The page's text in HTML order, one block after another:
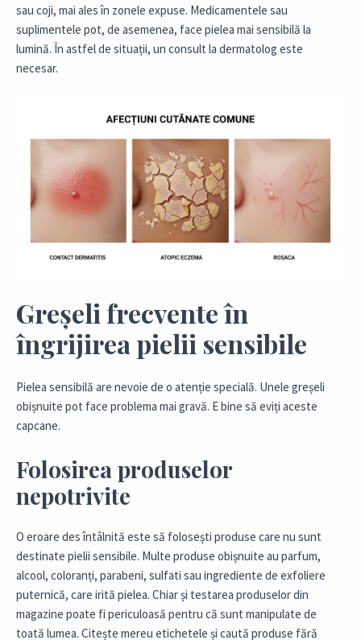
sau coji, mai ales în zonele expuse. Medicamentele sau
suplimentele pot, de asemenea, face pielea mai sensibilă la
lumină. În astfel de situații, un consult la dermatolog este
necesar.
Greșeli frecvente în
îngrijirea pielii sensibile
Pielea sensibilă are nevoie de o atenție specială. Unele greșeli
obișnuite pot face problema mai gravă. E bine să eviți aceste
capcane.
Folosirea produselor
nepotrivite
O eroare des întâlnită este să folosești produse care nu sunt
destinate pielii sensibile. Multe produse obișnuite au parfum,
alcool, coloranți, parabeni, sulfati sau ingrediente de exfoliere
puternică, care irită pielea. Chiar și testarea produselor din
magazine poate fi periculoasă pentru că sunt manipulate de
toată lumea. Citește mereu etichetele și caută produse fără